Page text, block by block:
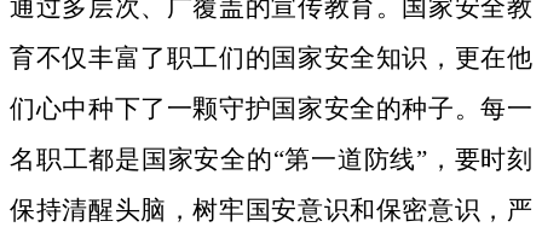
通过多层次、广覆盖的宣传教育。国家安全教
育不仅丰富了职工们的国家安全知识，更在他
们心中种下了一颗守护国家安全的种子。每一
名职工都是国家安全的“第一道防线”，要时刻
保持清醒头脑，树牢国安意识和保密意识，严